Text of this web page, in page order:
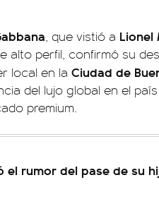
, que vistió a Lionel
alto perfil, confirmó su
local en la Ciudad de
del lujo global en el
premium.
el rumor del pase de su